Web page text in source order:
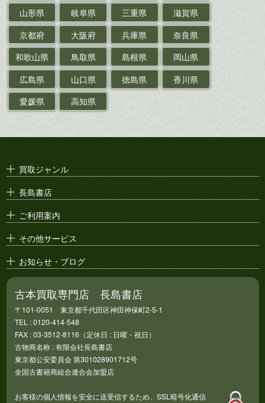
戦前・戦中の紙物・資料
絵葉書
支那・満洲・朝鮮・
台湾関係古資料
ポスター・チラシ・
山形県
岐阜県 三重県
滋賀県
京都府
大阪府 兵庫県
奈良県
和歌山県
鳥取県 島根県
岡山県
広島県
山口県 徳島県
香川県
愛媛県
高知県
買取ジャンル
長島書店
ご利用案内
その他サービス
お知らせ・ブログ
古本買取専門店 長島書店
〒101-0051 東京都千代田区神田神保町2-5-1
TEL : 0120-414-548
FAX : 03-3512-8116（定休日 : 日曜・祝日）
古物商名称 : 有限会社長島書店
東京都公安委員会 第301028901712号
全国古書籍商組合連合会加盟店
お客様の個人情報を安全に送受信するため、SSL暗号化通信